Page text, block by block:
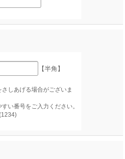
【半角】
しあげる場合がございま
い番号をご入力ください。